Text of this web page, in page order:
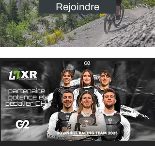
Rejoindre
partenaire
potence et
pédalier DH